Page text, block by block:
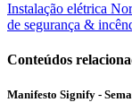
Instalação elétrica
de segurança &
Conteúdos
Manifesto Signify -